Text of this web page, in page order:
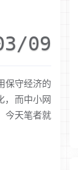
09
保守经济的
，而中小网
今天笔者就